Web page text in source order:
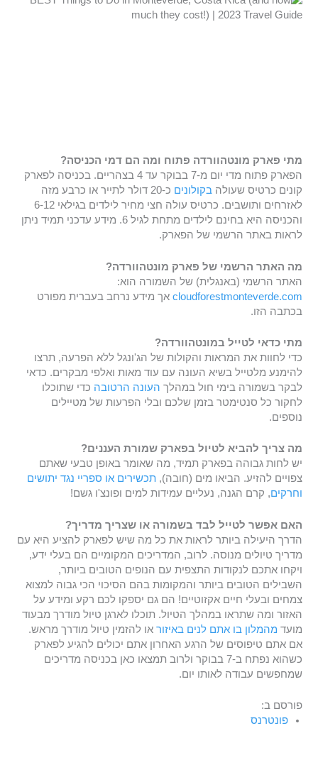
מתי פארק מונטהוורדה פתוח ומה הם דמי הכניסה?
הפארק פתוח מדי יום מ-7 בבוקר עד 4 בצהריים. בכניסה לפארק
קונים כרטיס שעולהבקולונים
כ-20 דולר לתייר או כרבע מזה
לאזרחים ותושבים. כרטיס עולה חצי מחיר לילדים בגילאי 6-12
והכניסה היא בחינם לילדים מתחת לגיל 6. מידע עדכני תמיד ניתן
לראות באתר הרשמי של הפארק.
מה האתר הרשמי של פארק מונטהוורדה?
האתר הרשמי (באנגלית) של השמורה הוא:
cloudforestmonteverde.com אך מידע נרחב בעברית מפורט
בכתבה הזו.
מתי כדאי לטייל במונטהוורדה?
כדי לחוות את המראות והקולות של הג'ונגל ללא הפרעה, תרצו
להימנע מלטייל בשיא העונה עם עוד מאות ואלפי מבקרים. כדאי
לבקר בשמורה בימי חול במהלך העונה הרטובה כדי שתוכלו
לחקור כל סנטימטר בזמן שלכם ובלי הפרעות של מטיילים
נוספים.
מה צריך להביא לטיול בפארק שמורת העננים?
יש לחות גבוהה בפארק תמיד, מה שאומר באופן טבעי שאתם
צפויים להזיע. הביאו מים (חובה),תכשירים או ספריי נגד יתושים
וחרקים, קרם הגנה, נעליים עמידות למים ופונצ'ו גשם!
האם אפשר לטייל לבד בשמורה או שצריך מדריך?
הדרך היעילה ביותר לראות את כל מה שיש לפארק להציע היא עם
מדריך טיולים מנוסה. לרוב, המדריכים המקומיים הם בעלי ידע,
ויקחו אתכם לנקודות התצפית עם הנופים הטובים ביותר,
השבילים הטובים ביותר והמקומות בהם הסיכוי הכי גבוה למצוא
צמחים ובעלי חיים אקזוטיים! הם גם יספקו לכם רקע ומידע על
האזור ומה שתראו במהלך הטיול. תוכלו לארגן טיול מודרך מבעוד
מועד מהמלון בו אתם לנים באיזור או להזמין טיול מודרך מראש.
אם אתם טיפוסים של הרגע האחרון אתם יכולים להגיע לפארק
כשהוא נפתח ב-7 בבוקר ולרוב תמצאו כאן בכניסה מדריכים
שמחפשים עבודה לאותו יום.
פורסם ב:
פונטרנס